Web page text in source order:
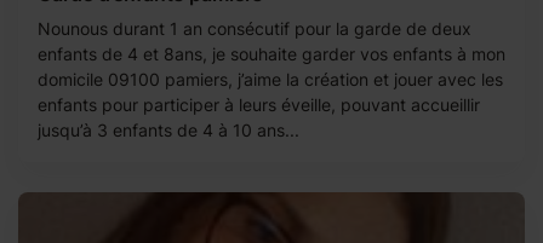
Nounous durant 1 an consécutif pour la garde de deux
enfants de 4 et 8ans, je souhaite garder vos enfants à mon
domicile 09100 pamiers, j’aime la création et jouer avec les
enfants pour participer à leurs éveille, pouvant accueillir
jusqu’à 3 enfants de 4 à 10 ans...